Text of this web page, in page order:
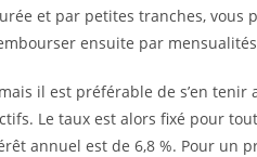
et par petites tranches, vous
ensuite par mensualités.
il est préférable de s’en tenir
Le taux est alors fixé pour
annuel est de 6,8 %. Pour un